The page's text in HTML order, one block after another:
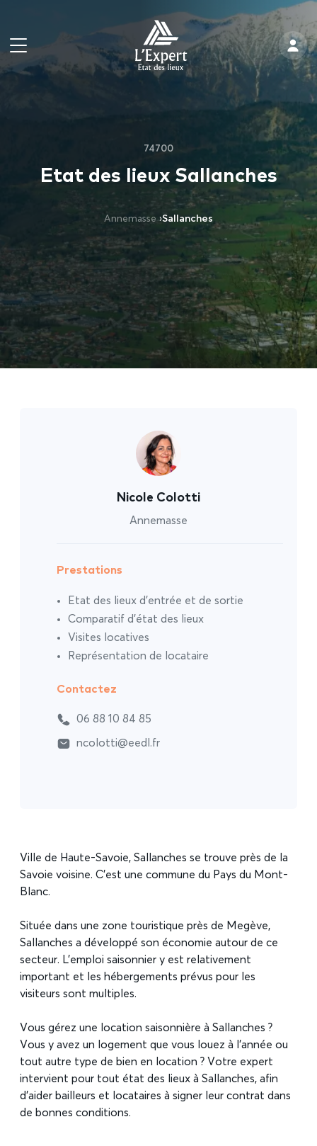
74700
Etat des lieux Sallanches
Annemasse ›Sallanches
Ville de Haute-Savoie, Sallanches se trouve près de la
Savoie voisine. C’est une commune du Pays du Mont-
Blanc.
Située dans une zone touristique près de Megève,
Sallanches a développé son économie autour de ce
secteur. L’emploi saisonnier y est relativement
important et les hébergements prévus pour les
visiteurs sont multiples.
Vous gérez une location saisonnière à Sallanches ?
Vous y avez un logement que vous louez à l’année ou
tout autre type de bien en location ? Votre expert
intervient pour tout état des lieux à Sallanches, afin
d’aider bailleurs et locataires à signer leur contrat dans
de bonnes conditions.
Nicole Colotti
Annemasse
Prestations
Etat des lieux d’entrée et de sortie
Comparatif d’état des lieux
Visites locatives
Représentation de locataire
Contactez
06 88 10 84 85
ncolotti@eedl.fr